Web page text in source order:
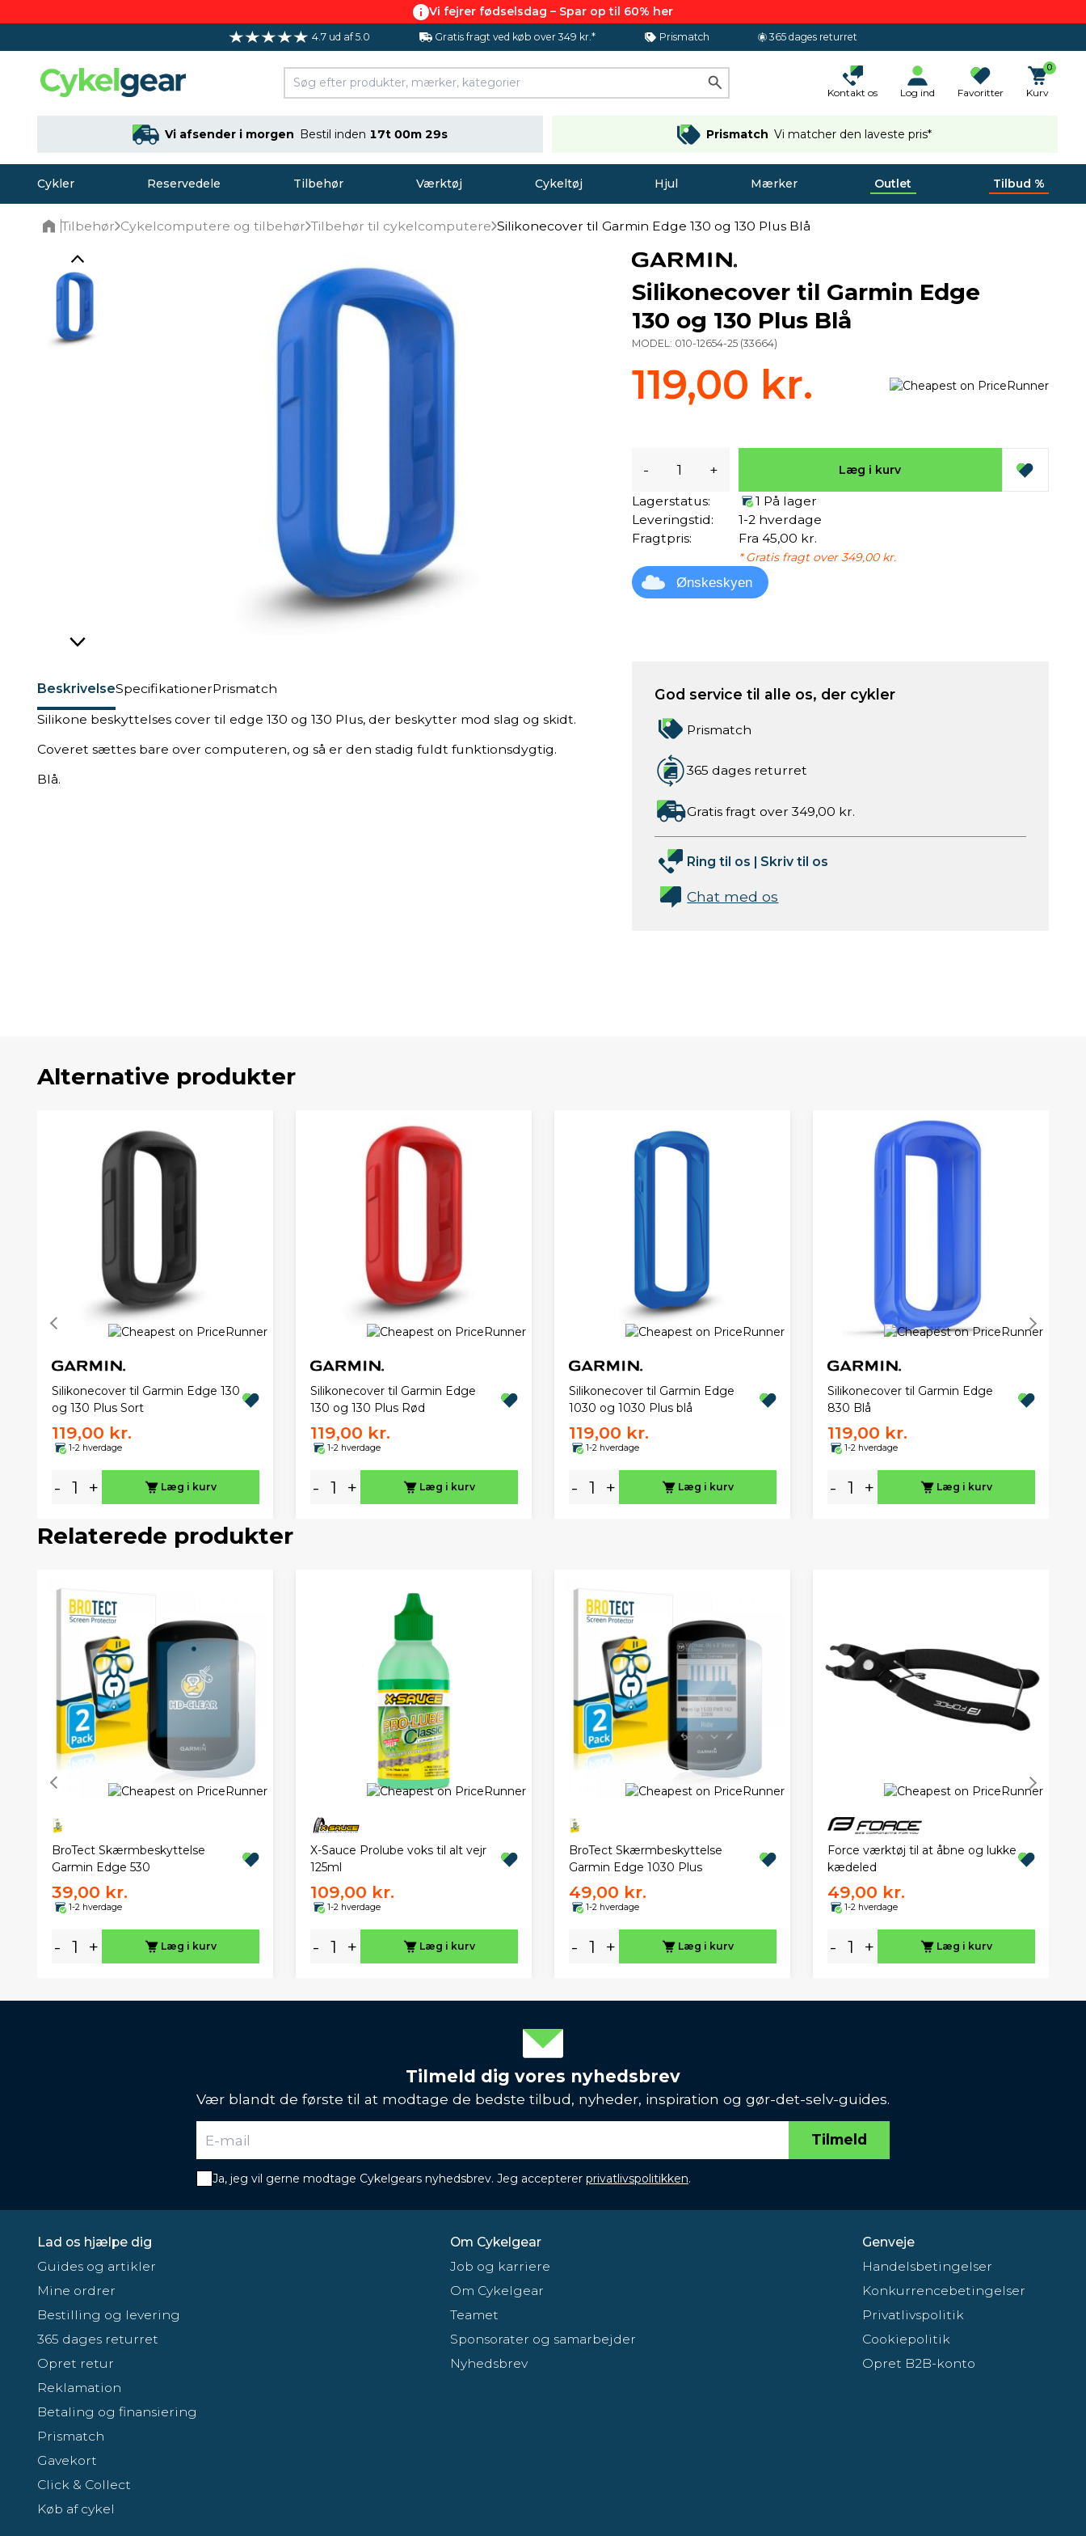
Vi fejrer fødselsdag – Spar op til 60% her
4.7 ud af 5.0 Gratis fragt ved køb over 349 kr.* Prismatch 365 dages returret
Kontakt os Log ind Favoritter
0
Kurv
Vi afsender i morgen Bestil inden 17t 00m 28s Prismatch Vi matcher den laveste pris*
Cykler Reservedele Tilbehør Værktøj Cykeltøj Hjul Mærker Outlet Tilbud %
Tilbehør Cykelcomputere og tilbehør Tilbehør til cykelcomputere Silikonecover til Garmin Edge 130 og 130 Plus Blå
BeskrivelseSpecifikationerPrismatch
Silikone beskyttelses cover til edge 130 og 130 Plus, der beskytter mod slag og skidt.
Coveret sættes bare over computeren, og så er den stadig fuldt funktionsdygtig.
Blå.
Silikonecover til Garmin Edge
130 og 130 Plus Blå
MODEL: 010-12654-25 (33664)
119,00 kr.
- + Læg i kurv
Lagerstatus:
1 På lager
Leveringstid:
1-2 hverdage
Fragtpris:
Fra 45,00 kr.
* Gratis fragt over 349,00 kr.
Ønskeskyen
God service til alle os, der cykler
Prismatch
365 dages returret
Gratis fragt over 349,00 kr.
Ring til os | Skriv til os
Chat med os
Alternative produkter
Silikonecover til Garmin Edge 130
og 130 Plus Sort
119,00 kr.
1-2 hverdage
- + Læg i kurv
Silikonecover til Garmin Edge
130 og 130 Plus Rød
119,00 kr.
1-2 hverdage
- + Læg i kurv
Silikonecover til Garmin Edge
1030 og 1030 Plus blå
119,00 kr.
1-2 hverdage
- + Læg i kurv
Silikonecover til Garmin Edge
830 Blå
119,00 kr.
1-2 hverdage
- + Læg i kurv
Relaterede produkter
BroTect Skærmbeskyttelse
Garmin Edge 530
39,00 kr.
1-2 hverdage
- + Læg i kurv
X-Sauce Prolube voks til alt vejr
125ml
109,00 kr.
1-2 hverdage
- + Læg i kurv
BroTect Skærmbeskyttelse
Garmin Edge 1030 Plus
49,00 kr.
1-2 hverdage
- + Læg i kurv
Force værktøj til at åbne og lukke
kædeled
49,00 kr.
1-2 hverdage
- + Læg i kurv
Tilmeld dig vores nyhedsbrev
Vær blandt de første til at modtage de bedste tilbud, nyheder, inspiration og gør-det-selv-guides.
Tilmeld
Ja, jeg vil gerne modtage Cykelgears nyhedsbrev. Jeg accepterer privatlivspolitikken.
Lad os hjælpe dig
Guides og artikler
Mine ordrer
Bestilling og levering
365 dages returret
Opret retur
Reklamation
Betaling og finansiering
Prismatch
Gavekort
Click & Collect
Køb af cykel
Om Cykelgear
Job og karriere
Om Cykelgear
Teamet
Sponsorater og samarbejder
Nyhedsbrev
Genveje
Handelsbetingelser
Konkurrencebetingelser
Privatlivspolitik
Cookiepolitik
Opret B2B-konto